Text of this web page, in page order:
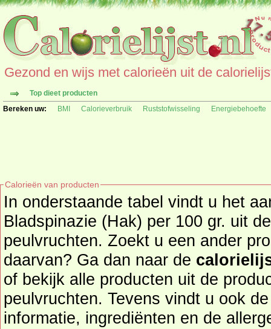
Gezond en wijs met calorieën uit de
Top dieet producten
Bereken uw:
BMI Calorieverbruik Ruststofwisseling Energiebehoefte
Calorieën van producten
In onderstaande tabel vindt u het
Bladspinazie (Hak) per 100 gr. uit de productgroep groente en
peulvruchten. Zoekt u een ander
daarvan? Ga dan naar de
of bekijk alle producten uit de
peulvruchten. Tevens vindt u ook de uitgebreide calorie
informatie, ingrediënten en de allergenen informatie